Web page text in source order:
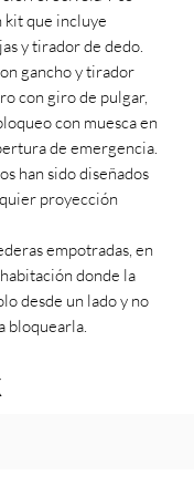
kit que incluye
y tirador de dedo.
gancho y tirador
con giro de pulgar,
con muesca en
de emergencia.
han sido diseñados
proyección
empotradas, en
donde la
desde un lado y no
bloquearla.